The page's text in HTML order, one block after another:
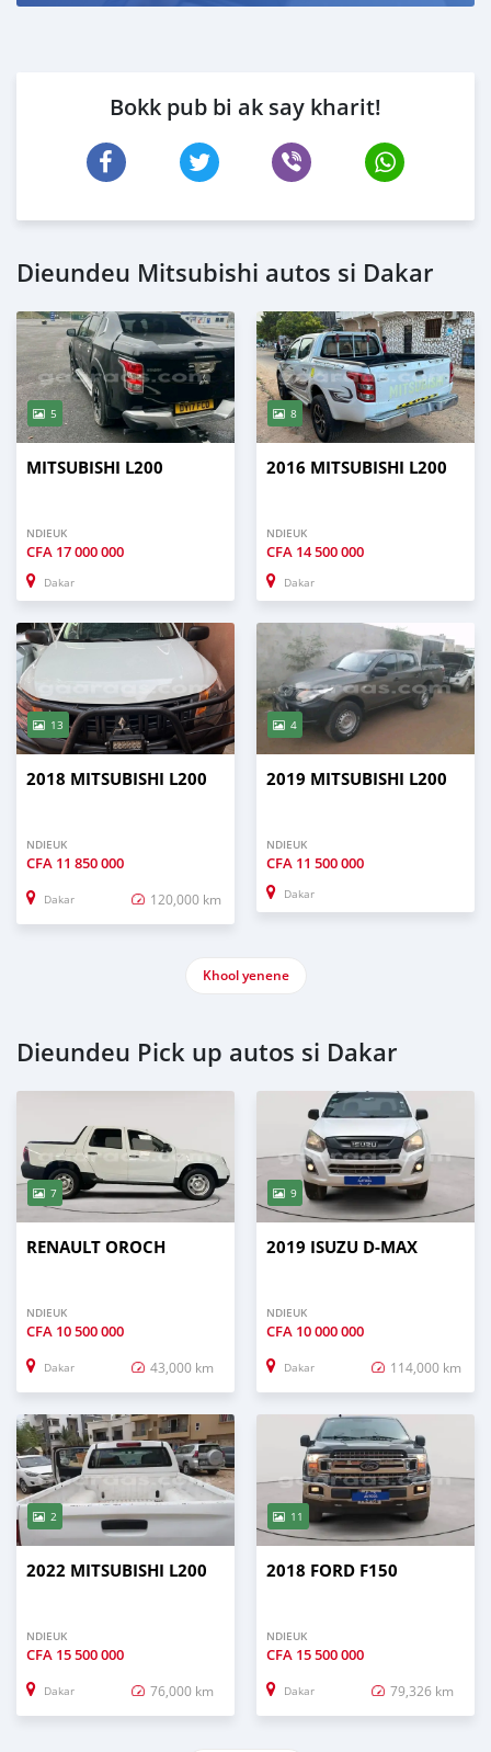
Bokk pub bi ak say kharit!
Dieundeu Mitsubishi autos si Dakar
5
MITSUBISHI L200
NDIEUK
CFA 17 000 000
Dakar
8
2016 MITSUBISHI L200
NDIEUK
CFA 14 500 000
Dakar
13
2018 MITSUBISHI L200
NDIEUK
CFA 11 850 000
Dakar 120,000 km
4
2019 MITSUBISHI L200
NDIEUK
CFA 11 500 000
Dakar
Khool yenene
Dieundeu Pick up autos si Dakar
7
RENAULT OROCH
NDIEUK
CFA 10 500 000
Dakar 43,000 km
9
2019 ISUZU D-MAX
NDIEUK
CFA 10 000 000
Dakar 114,000 km
2
2022 MITSUBISHI L200
NDIEUK
CFA 15 500 000
Dakar 76,000 km
11
2018 FORD F150
NDIEUK
CFA 15 500 000
Dakar 79,326 km